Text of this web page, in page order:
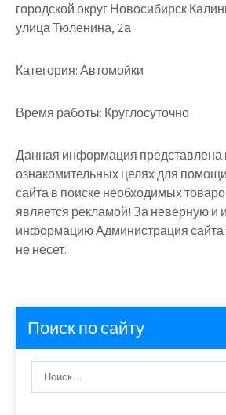
городской округ Новосибирск
улица Тюленина, 2а
Категория:Автомойки
Время работы: Круглосуточно
Данная информация представлена
ознакомительных целях для
сайта в поиске необходимых
является рекламой! За неверную и
информацию Администрация сайта
не несет.
Поиск по сайту